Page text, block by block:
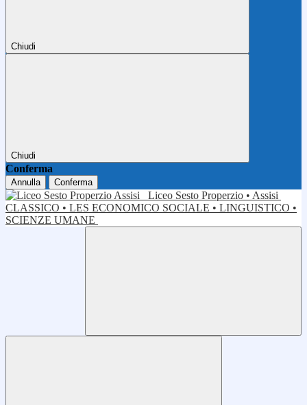
Chiudi
Chiudi
Conferma
Annulla Conferma
Liceo Sesto Properzio • Assisi
CLASSICO • LES ECONOMICO SOCIALE • LINGUISTICO •
SCIENZE UMANE